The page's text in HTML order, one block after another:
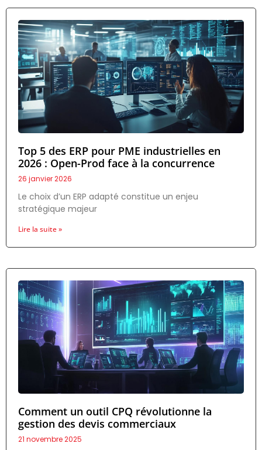
Top 5 des ERP pour PME industrielles en
2026 : Open-Prod face à la concurrence
26 janvier 2026
Le choix d’un ERP adapté constitue un enjeu
stratégique majeur
Lire la suite »
Comment un outil CPQ révolutionne la
gestion des devis commerciaux
21 novembre 2025